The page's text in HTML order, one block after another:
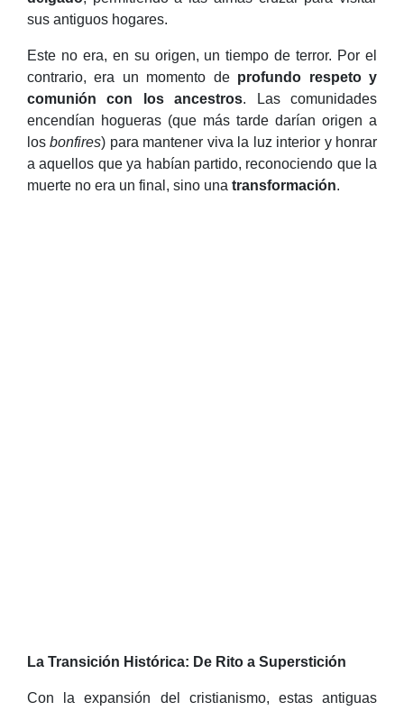
sus antiguos hogares.
Este no era, en su origen, un tiempo de terror. Por el
contrario, era un momento de profundo respeto y
comunión con los ancestros. Las comunidades
encendían hogueras (que más tarde darían origen a
losbonfires) para mantener viva la luz interior y honrar
a aquellos que ya habían partido, reconociendo que la
muerte no era un final, sino una transformación.
La Transición Histórica: De Rito a Superstición
Con la expansión del cristianismo, estas antiguas